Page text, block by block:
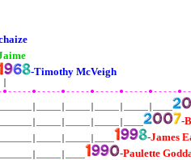
-Timothy McVeigh
●-----●-----●-----●-----●-----●--
-
-James
-Paulette